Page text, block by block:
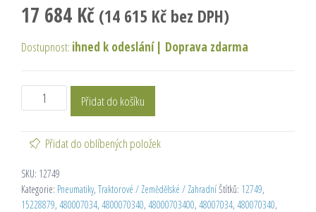
17 684 Kč (14 615 Kč bez DPH)
Dostupnost: ihned k odeslání | Doprava zdarma
Přidat do košíku
Přidat do oblíbených položek
SKU: 12749
Kategorie: Pneumatiky, Traktorové / Zemědělské / ZahradníŠtítků: 12749,
15228879, 480007034, 4800070340, 48000703400, 48007034, 480070340,